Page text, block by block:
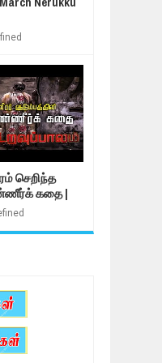
செறிந்த
கதை |